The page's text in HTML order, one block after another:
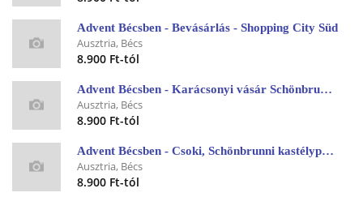
Advent Bécsben - Bevásárlás - Shopping City Süd
Ausztria, Bécs
8.900 Ft-tól
Advent Bécsben - Karácsonyi vásár Schönbrunnban
Ausztria, Bécs
8.900 Ft-tól
Advent Bécsben - Csoki, Schönbrunni kastélypark és Karácsonyi vásár
Ausztria, Bécs
8.900 Ft-tól